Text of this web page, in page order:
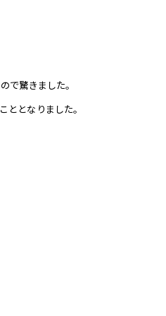
で驚きました。
ととなりました。